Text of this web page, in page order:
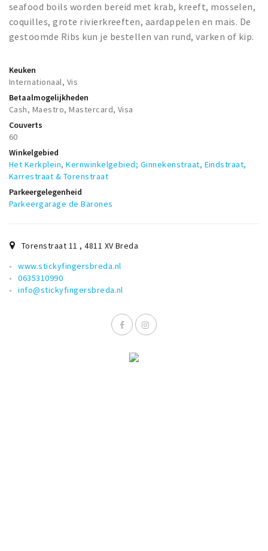
seafood boils worden bereid met krab, kreeft, mosselen,
coquilles, grote rivierkreeften, aardappelen en mais. De
gestoomde Ribs kun je bestellen van rund, varken of kip.
Keuken
Internationaal, Vis
Betaalmogelijkheden
Cash, Maestro, Mastercard, Visa
Couverts
60
Winkelgebied
Het Kerkplein,Kernwinkelgebied; Ginnekenstraat, Eindstraat,
Karrestraat & Torenstraat
Parkeergelegenheid
Parkeergarage de Barones
Torenstraat 11 ,4811 XV Breda
www.stickyfingersbreda.nl
0635310990
info@stickyfingersbreda.nl